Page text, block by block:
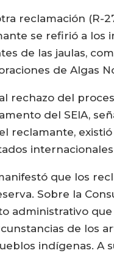
reclamación
se refirió a
de las jaulas,
de Algas
rechazo del
del SEIA,
reclamante,
que los
Sobre la
administrativo
de los
indígenas. A